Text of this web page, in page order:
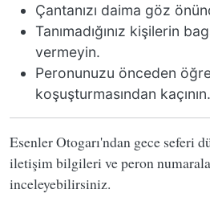
Çantanızı daima göz
Tanımadığınız kişilerin
vermeyin.
Peronunuzu önceden
koşuşturmasından kaçının.
Esenler Otogarı'ndan gece seferi
iletişim bilgileri ve peron
inceleyebilirsiniz.